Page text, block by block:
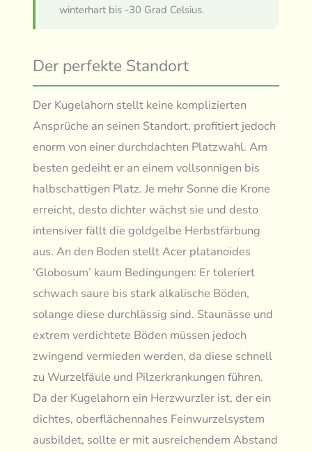
winterhart bis -30 Grad Celsius.
Der perfekte Standort
Der Kugelahorn stellt keine komplizierten
Ansprüche an seinen Standort, profitiert jedoch
enorm von einer durchdachten Platzwahl. Am
besten gedeiht er an einem vollsonnigen bis
halbschattigen Platz. Je mehr Sonne die Krone
erreicht, desto dichter wächst sie und desto
intensiver fällt die goldgelbe Herbstfärbung
aus. An den Boden stellt Acer platanoides
‘Globosum’ kaum Bedingungen: Er toleriert
schwach saure bis stark alkalische Böden,
solange diese durchlässig sind. Staunässe und
extrem verdichtete Böden müssen jedoch
zwingend vermieden werden, da diese schnell
zu Wurzelfäule und Pilzerkrankungen führen.
Da der Kugelahorn ein Herzwurzler ist, der ein
dichtes, oberflächennahes Feinwurzelsystem
ausbildet, sollte er mit ausreichendem Abstand